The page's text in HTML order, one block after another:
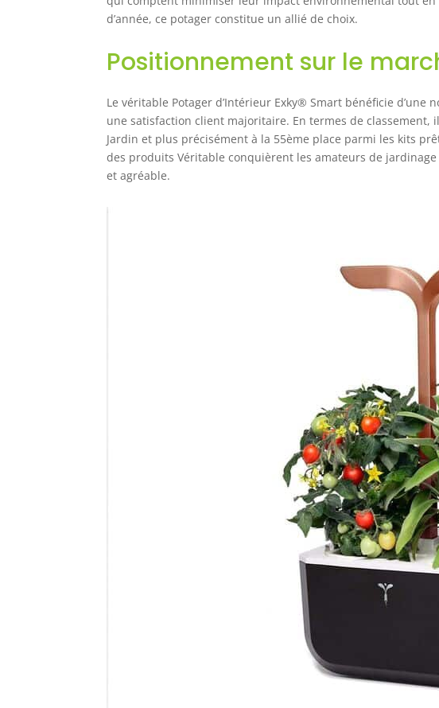
d’année, ce potager constitue un allié de choix.
Positionnement sur le
Le véritable Potager d’Intérieur Exky® Smart bénéficie
une satisfaction client majoritaire. En termes de classement,
Jardin et plus précisément à la 55ème place parmi les kits
des produits Véritable conquièrent les amateurs de
et agréable.